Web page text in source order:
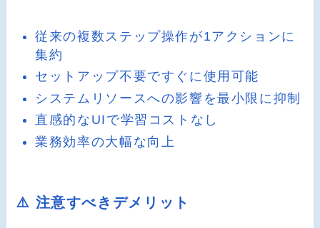
従来の複数ステップ操作が1アクションに
集約
セットアップ不要ですぐに使用可能
システムリソースへの影響を最小限に抑制
直感的なUIで学習コストなし
業務効率の大幅な向上
⚠️ 注意すべきデメリット